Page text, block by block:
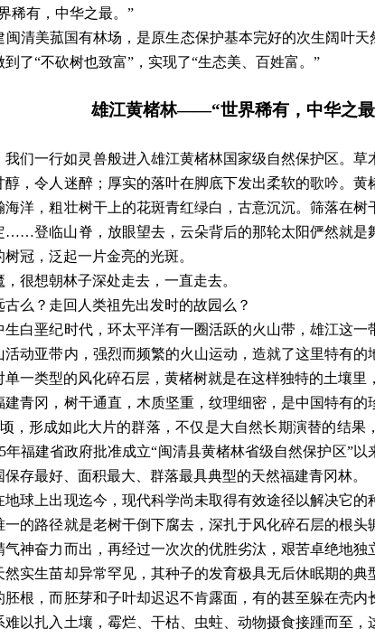
稀有，中华之最。”
闽清美菰国有林场，是原生态保护基本完好的次生阔叶天
了“不砍树也致富”，实现了“生态美、百姓富。”
雄江黄楮林——“世界稀有，中华之
我们一行如灵兽般进入雄江黄楮林国家级自然保护区。
醇，令人迷醉；厚实的落叶在脚底下发出柔软的歌吟。
洋，粗壮树干上的花斑青红绿白，古意沉沉。筛落在树
……登临山脊，放眼望去，云朵背后的那轮太阳俨然就是
冠，泛起一片金亮的光斑。
想朝林子深处走去，一直走去。
？走回人类祖先出发时的故园么？
垩纪时代，环太平洋有一圈活跃的火山带，雄江这一
活动亚带内，强烈而频繁的火山运动，造就了这里特有
一类型的风化碎石层，黄楮树就是在这样独特的土壤里
冈，树干通直，木质坚重，纹理细密，是中国特有的
，形成如此大片的群落，不仅是大自然长期演替的结果
年福建省政府批准成立“闽清县黄楮林省级自然保护区”
存最好、面积最大、群落最具典型的天然福建青冈林。
上出现迄今，现代科学尚未取得有效途径以解决它的
一的路径就是老树干倒下腐去，深扎于风化碎石层的根
气神奋力而出，再经过一次次的优胜劣汰，艰苦卓绝地独
实生苗却异常罕见，其种子的发育极具无后休眠期的典
胚根，而胚芽和子叶却迟迟不肯露面，有的甚至躲在壳
难以扎入土壤，霉烂、干枯、虫蛀、动物摄食接踵而至